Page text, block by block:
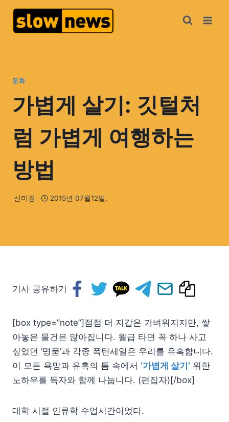
문화
가볍게 살기: 깃털처
럼 가볍게 여행하는
방법
신미경 2015년 07월12일.
기사 공유하기
[box type=”note”]점점 더 지갑은 가벼워지지만, 쌓
아놓은 물건은 많아집니다. 월급 타면 꼭 하나 사고
싶었던 ‘명품’과 각종 폭탄세일은 우리를 유혹합니다.
이 모든 욕망과 유혹의 틈 속에서 ‘가볍게 살기’ 위한
노하우를 독자와 함께 나눕니다. (편집자)[/box]
대학 시절 인류학 수업시간이었다.